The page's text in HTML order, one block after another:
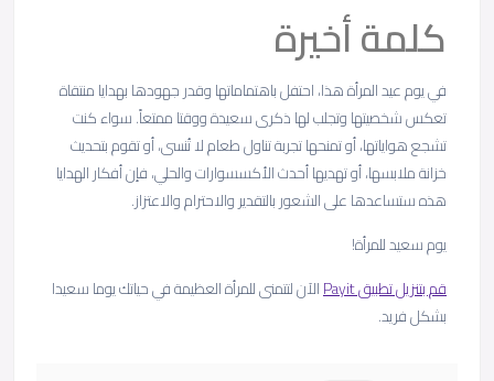
كلمة أخيرة
في يوم عيد المرأة هذا، احتفل باهتماماتها وقدر جهودها بهدايا منتقاة
تعكس شخصيتها وتجلب لها ذكرى سعيدة ووقتا ممتعاً. سواء كنت
تشجع هواياتها، أو تمنحها تجربة تناول طعام لا تُنسى، أو تقوم بتحديث
خزانة ملابسها، أو تهديها أحدث الأكسسوارات والحلي، فإن أفكار الهدايا
هذه ستساعدها على الشعور بالتقدير والاحترام والاعتزاز.
يوم سعيد للمرأة!
قم بتنزيل تطبيق Payit
الآن لتتمنى للمرأة العظيمة في حياتك يوما سعيدا
بشكل فريد.